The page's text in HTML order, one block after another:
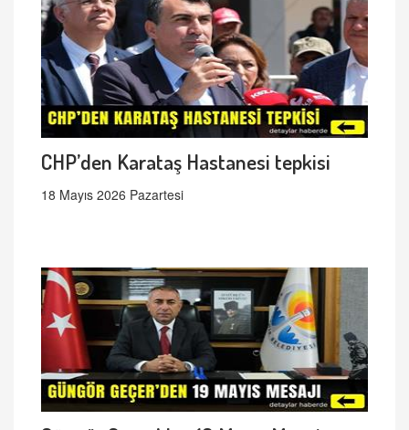
CHP’den Karataş Hastanesi tepkisi
18 Mayıs 2026 Pazartesi